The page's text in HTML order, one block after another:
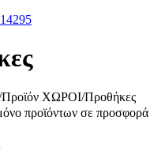
Προϊόν ΧΩΡΟΙ/Προθήκες
προϊόντων σε προσφορά